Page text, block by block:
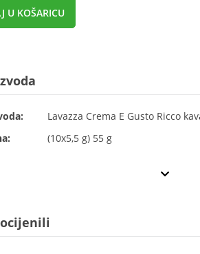
U KOŠARICU
Lavazza Crema E Gusto Ricco
(10x5,5 g) 55 g